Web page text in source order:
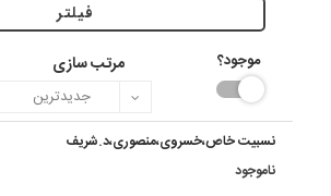
فیلتر
موجود؟ مرتب سازی
نسبیت خاص،خسروی،منصوری،د.شریف
ناموجود